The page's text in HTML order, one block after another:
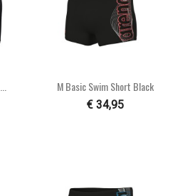
M Basic Swim Short Black
€ 34,95